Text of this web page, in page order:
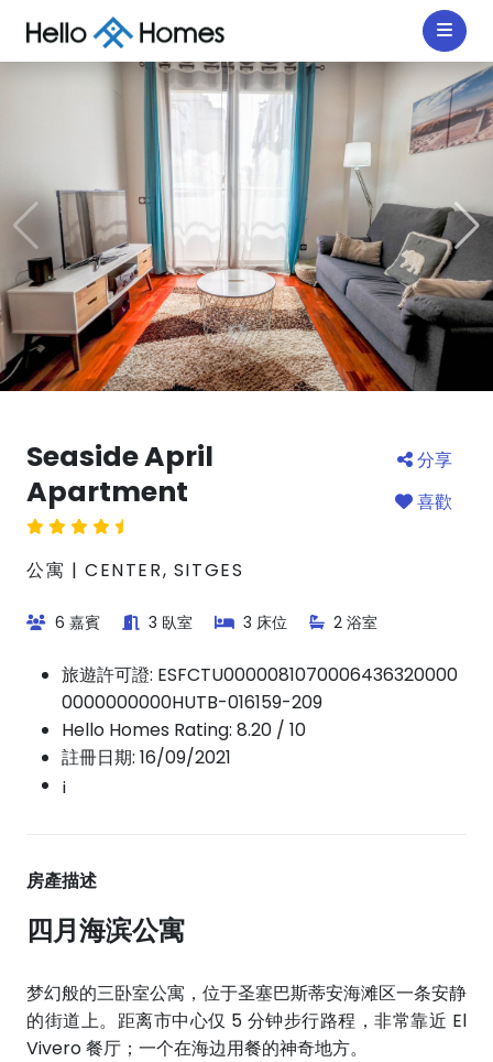
Seaside April
Apartment
分享
喜歡
公寓 | CENTER, SITGES
6 嘉賓 3 臥室 3 床位 2 浴室
旅遊許可證: ESFCTU0000081070006436320000
0000000000HUTB-016159-209
Hello Homes Rating: 8.20 / 10
註冊日期: 16/09/2021
¡
房產描述
四月海滨公寓
梦幻般的三卧室公寓，位于圣塞巴斯蒂安海滩区一条安静
的街道上。距离市中心仅 5 分钟步行路程，非常靠近 El
Vivero 餐厅；一个在海边用餐的神奇地方。